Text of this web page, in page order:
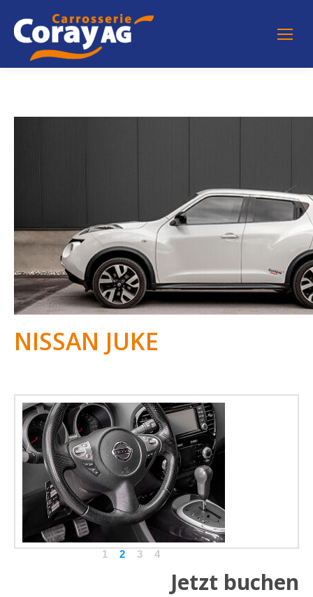
NISSAN JUKE
1 2 3 4
Jetzt buchen